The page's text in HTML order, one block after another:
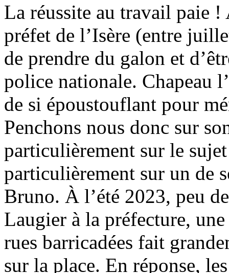
La réussite au travail paie
préfet de l’Isère (entre
de prendre du galon et
police nationale. Chapeau
de si époustouflant pour
Penchons nous donc sur
particulièrement sur le
particulièrement sur un de
Bruno. À l’été 2023, peu
Laugier à la préfecture,
rues barricadées fait
sur la place. En réponse,